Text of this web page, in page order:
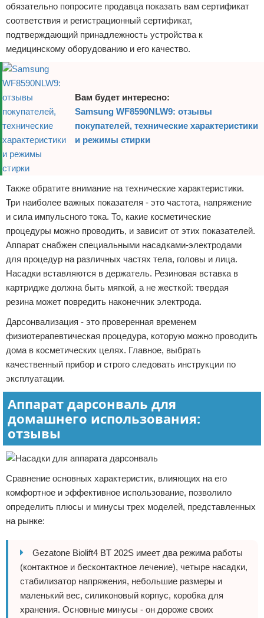
обязательно попросите продавца показать вам сертификат
соответствия и регистрационный сертификат,
подтверждающий принадлежность устройства к
медицинскому оборудованию и его качество.
Вам будет интересно:
Samsung WF8590NLW9: отзывы
покупателей, технические характеристики
и режимы стирки
Также обратите внимание на технические характеристики.
Три наиболее важных показателя - это частота, напряжение
и сила импульсного тока. То, какие косметические
процедуры можно проводить, и зависит от этих показателей.
Аппарат снабжен специальными насадками-электродами
для процедур на различных частях тела, головы и лица.
Насадки вставляются в держатель. Резиновая вставка в
картридже должна быть мягкой, а не жесткой: твердая
резина может повредить наконечник электрода.
Дарсонвализация - это проверенная временем
физиотерапевтическая процедура, которую можно проводить
дома в косметических целях. Главное, выбрать
качественный прибор и строго следовать инструкции по
эксплуатации.
Аппарат дарсонваль для
домашнего использования:
отзывы
Сравнение основных характеристик, влияющих на его
комфортное и эффективное использование, позволило
определить плюсы и минусы трех моделей, представленных
на рынке:
Gezatone Biolift4 BT 202S имеет два режима работы
(контактное и бесконтактное лечение), четыре насадки,
стабилизатор напряжения, небольшие размеры и
маленький вес, силиконовый корпус, коробка для
хранения. Основные минусы - он дороже своих